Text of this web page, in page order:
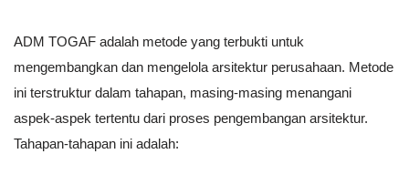
ADM TOGAF adalah metode yang terbukti untuk
mengembangkan dan mengelola arsitektur perusahaan. Metode
ini terstruktur dalam tahapan, masing-masing menangani
aspek-aspek tertentu dari proses pengembangan arsitektur.
Tahapan-tahapan ini adalah: